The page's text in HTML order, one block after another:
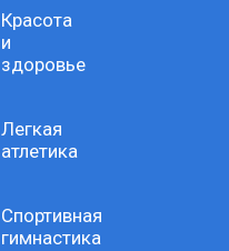
Красота
и
здоровье
Легкая
атлетика
Спортивная
гимнастика